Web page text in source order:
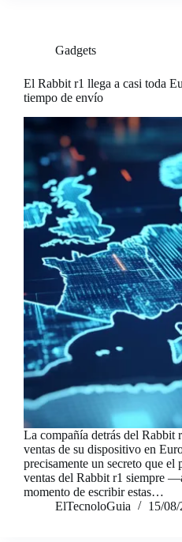
Gadgets
El Rabbit r1 llega a casi toda
tiempo de envío
La compañía detrás del Rabbit
ventas de su dispositivo en
precisamente un secreto que el
ventas del Rabbit r1 siempre
momento de escribir estas…
ElTecnoloGuia
15/